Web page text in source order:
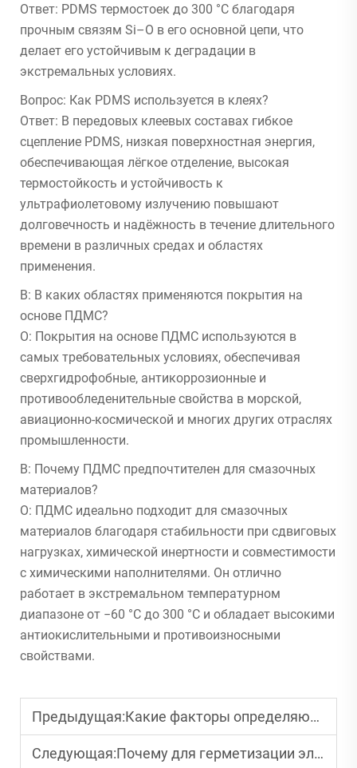
Ответ: PDMS термостоек до 300 °C благодаря
прочным связям Si–O в его основной цепи, что
делает его устойчивым к деградации в
экстремальных условиях.
Вопрос: Как PDMS используется в клеях?
Ответ: В передовых клеевых составах гибкое
сцепление PDMS, низкая поверхностная энергия,
обеспечивающая лёгкое отделение, высокая
термостойкость и устойчивость к
ультрафиолетовому излучению повышают
долговечность и надёжность в течение длительного
времени в различных средах и областях
применения.
В: В каких областях применяются покрытия на
основе ПДМС?
О: Покрытия на основе ПДМС используются в
самых требовательных условиях, обеспечивая
сверхгидрофобные, антикоррозионные и
противообледенительные свойства в морской,
авиационно-космической и многих других отраслях
промышленности.
В: Почему ПДМС предпочтителен для смазочных
материалов?
О: ПДМС идеально подходит для смазочных
материалов благодаря стабильности при сдвиговых
нагрузках, химической инертности и совместимости
с химическими наполнителями. Он отлично
работает в экстремальном температурном
диапазоне от −60 °C до 300 °C и обладает высокими
антиокислительными и противоизносными
свойствами.
Предыдущая:Какие факторы определяют срок службы наружного влагостойкого герметика?
Следующая:Почему для герметизации электроники следует выбирать нейтральный силиконовый герметик?